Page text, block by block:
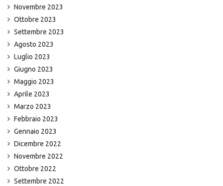
Novembre 2023
Ottobre 2023
Settembre 2023
Agosto 2023
Luglio 2023
Giugno 2023
Maggio 2023
Aprile 2023
Marzo 2023
Febbraio 2023
Gennaio 2023
Dicembre 2022
Novembre 2022
Ottobre 2022
Settembre 2022